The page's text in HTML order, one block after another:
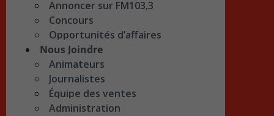
Annoncer sur FM103,3
Concours
Opportunités d’affaires
Nous Joindre
Animateurs
Journalistes
Équipe des ventes
Administration